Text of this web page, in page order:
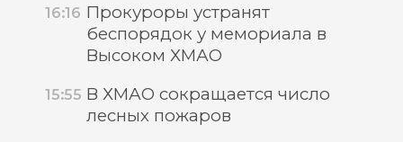
16:16 Прокуроры устранят
беспорядок у мемориала в
Высоком ХМАО
15:55 В ХМАО сокращается число
лесных пожаров